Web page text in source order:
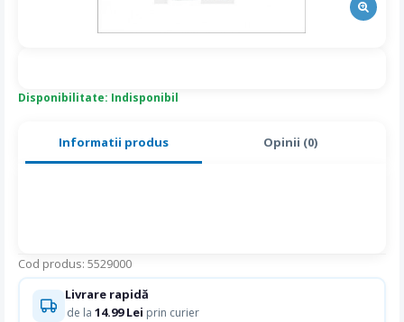
Informatii produs Opinii (0)
Cod produs: 5529000
Disponibilitate: Indisponibil
Livrare rapidă
de la 14.99 Lei prin curier